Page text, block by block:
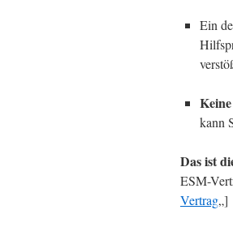
Ein
Keine
kann
Das ist
ESM-
Vertrag„]